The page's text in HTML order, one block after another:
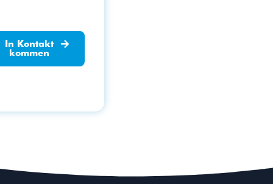
In Kontakt
kommen